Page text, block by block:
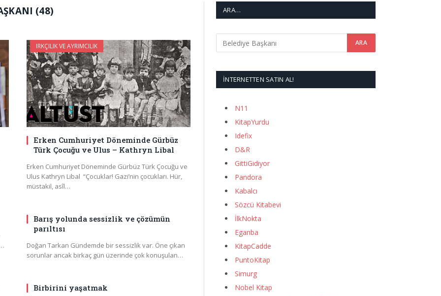
(48)
IRKÇILIK VE AYRIMCILIK
Erken Cumhuriyet Döneminde Gürbüz
Türk Çocuğu ve Ulus – Kathryn Libal
Erken Cumhuriyet Döneminde Gürbüz Türk Çocuğu ve
Ulus Kathryn Libal “Çocuklar! Gazi’nin çocukları. Hür,
müstakil, asîl…
Barış yolunda sessizlik ve çözümün
parıltısı
Doğan Tarkan Gündemde bir sessizlik var. Öne çıkan
sorunlar ancak birkaç gün üzerinde çok konuşulan…
Birbirini yaşatmak
ARA…
İNTERNETTEN SATIN AL!
N11
KitapYurdu
Idefix
D&R
GittiGidiyor
Pandora
Kabalcı
Sözcü Kitabevi
İlkNokta
Eganba
KitapCadde
PuntoKitap
Simurg
Nobel Kitap